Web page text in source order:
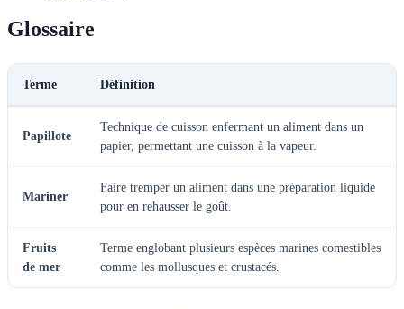
Glossaire
Terme Définition
Papillote
Technique de cuisson enfermant un aliment dans un
papier, permettant une cuisson à la vapeur.
Mariner
Faire tremper un aliment dans une préparation liquide
pour en rehausser le goût.
Fruits
de mer
Terme englobant plusieurs espèces marines comestibles
comme les mollusques et crustacés.